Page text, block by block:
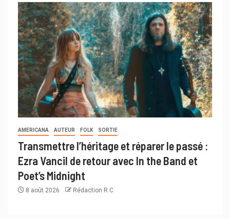
AMERICANA AUTEUR FOLK SORTIE
Transmettre l’héritage et réparer le passé :
Ezra Vancil de retour avec In the Band et
Poet’s Midnight
8 août 2026 Rédaction R C